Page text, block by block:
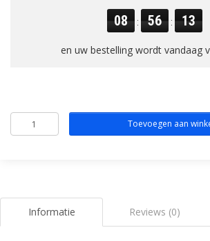
08 : 56 : 13
en uw bestelling wordt vandaag
Toevoegen aan
Informatie Reviews (0)